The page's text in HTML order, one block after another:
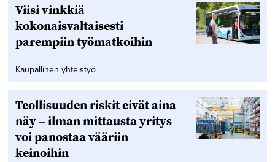
Viisi vinkkiä
kokonaisvaltaisesti
parempiin työmatkoihin
Kaupallinen yhteistyö
Teollisuuden riskit eivät aina
näy – ilman mittausta yritys
voi panostaa vääriin
keinoihin